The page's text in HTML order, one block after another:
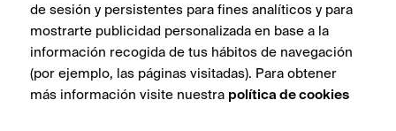
de sesión y persistentes para fines analíticos y para
mostrarte publicidad personalizada en base a la
información recogida de tus hábitos de navegación
(por ejemplo, las páginas visitadas). Para obtener
más información visite nuestra política de cookies